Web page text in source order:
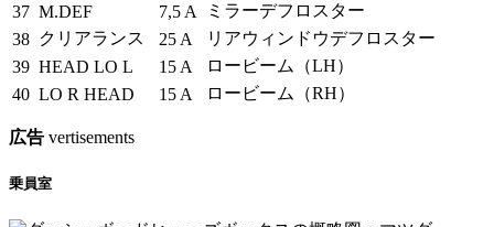
37 M.DEF 7,5 A
ミラーデフロスター
38 クリアランス 25 A
リアウィンドウデフロスター
39 HEAD LO L 15 A
ロービーム（LH）
40 LO R HEAD 15 A ロービーム（RH）
広告 vertisements
乗員室